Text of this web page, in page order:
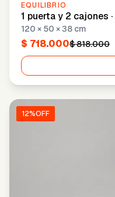
EQUILIBRIO
1 puerta y 2 cajones
120 × 50 × 38 cm
$ 718.000$ 818.000
12%OFF